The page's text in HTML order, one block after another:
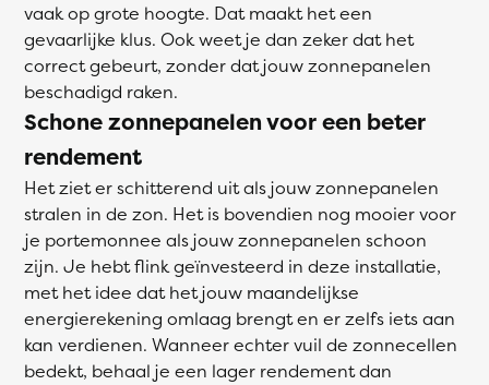
vaak op grote hoogte. Dat maakt het een
gevaarlijke klus. Ook weet je dan zeker dat het
correct gebeurt, zonder dat jouw zonnepanelen
beschadigd raken.
Schone zonnepanelen voor een beter
rendement
Het ziet er schitterend uit als jouw zonnepanelen
stralen in de zon. Het is bovendien nog mooier voor
je portemonnee als jouw zonnepanelen schoon
zijn. Je hebt flink geïnvesteerd in deze installatie,
met het idee dat het jouw maandelijkse
energierekening omlaag brengt en er zelfs iets aan
kan verdienen. Wanneer echter vuil de zonnecellen
bedekt, behaal je een lager rendement dan